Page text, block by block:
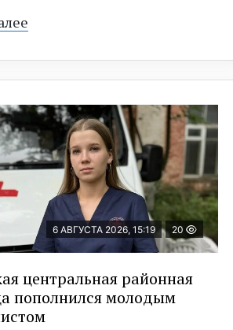
6 АВГУСТА 2026, 15:19 20
центральная районная
пополнился молодым